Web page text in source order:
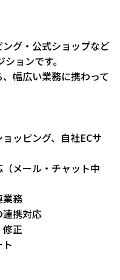
グ・公式ショップなど
ョンです。
幅広い業務に携わって
ッピング、自社ECサ
メール・チャット中
業務
連携対応
修正